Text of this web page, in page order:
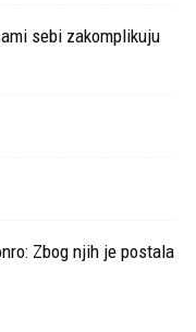
sebi zakomplikuju
Zbog njih je postala